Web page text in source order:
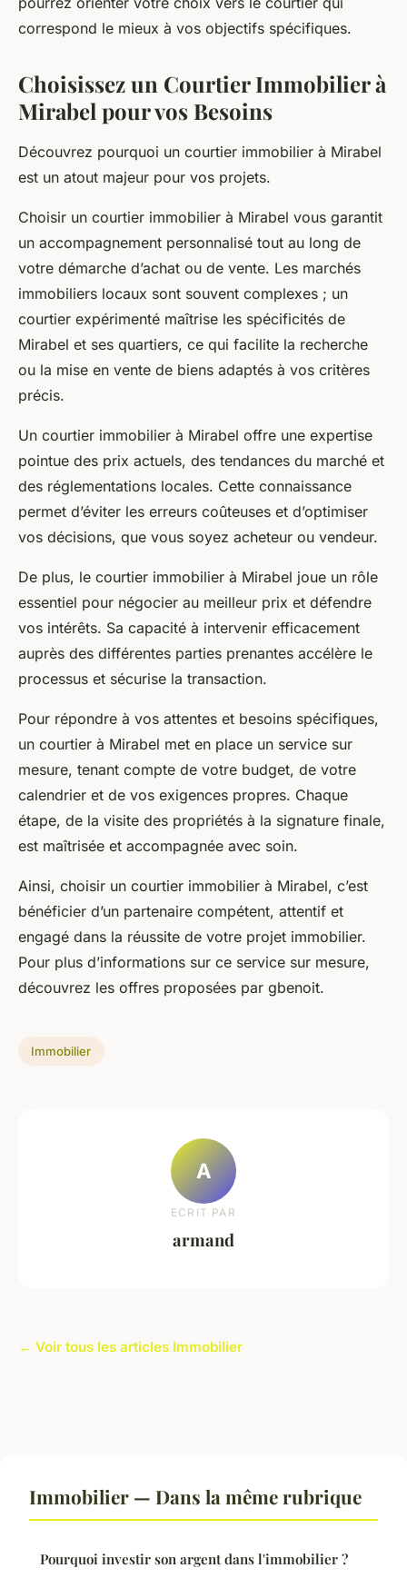
correspond le mieux à vos objectifs spécifiques.
Choisissez un Courtier Immobilier à
Mirabel pour vos Besoins
Découvrez pourquoi un courtier immobilier à Mirabel
est un atout majeur pour vos projets.
Choisir un courtier immobilier à Mirabel vous garantit
un accompagnement personnalisé tout au long de
votre démarche d’achat ou de vente. Les marchés
immobiliers locaux sont souvent complexes ; un
courtier expérimenté maîtrise les spécificités de
Mirabel et ses quartiers, ce qui facilite la recherche
ou la mise en vente de biens adaptés à vos critères
précis.
Un courtier immobilier à Mirabel offre une expertise
pointue des prix actuels, des tendances du marché et
des réglementations locales. Cette connaissance
permet d’éviter les erreurs coûteuses et d’optimiser
vos décisions, que vous soyez acheteur ou vendeur.
De plus, le courtier immobilier à Mirabel joue un rôle
essentiel pour négocier au meilleur prix et défendre
vos intérêts. Sa capacité à intervenir efficacement
auprès des différentes parties prenantes accélère le
processus et sécurise la transaction.
Pour répondre à vos attentes et besoins spécifiques,
un courtier à Mirabel met en place un service sur
mesure, tenant compte de votre budget, de votre
calendrier et de vos exigences propres. Chaque
étape, de la visite des propriétés à la signature finale,
est maîtrisée et accompagnée avec soin.
Ainsi, choisir un courtier immobilier à Mirabel, c’est
bénéficier d’un partenaire compétent, attentif et
engagé dans la réussite de votre projet immobilier.
Pour plus d’informations sur ce service sur mesure,
découvrez les offres proposées par gbenoit.
Immobilier
A
ECRIT PAR
armand
← Voir tous les articles Immobilier
Immobilier — Dans la même rubrique
Pourquoi investir son argent dans l'immobilier ?